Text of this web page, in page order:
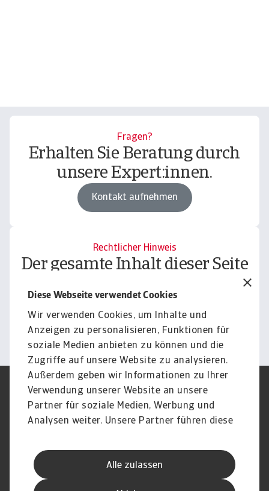
Diese Webseite verwendet Cookies
Wir verwenden Cookies, um Inhalte und
Anzeigen zu personalisieren, Funktionen für
soziale Medien anbieten zu können und die
Zugriffe auf unsere Website zu analysieren.
Außerdem geben wir Informationen zu Ihrer
Verwendung unserer Website an unsere
Partner für soziale Medien, Werbung und
Analysen weiter. Unsere Partner führen diese
Daten zusammen, die Sie ihnen bereitgestellt
haben oder die sie im Rahmen Ihrer Nutzung
der Dienste gesammelt haben.
Alle zulassen
Fragen?
Erhalten Sie Beratung durch
unsere Expert:innen.
Kontakt aufnehmen
Rechtlicher Hinweis
Der gesamte Inhalt dieser Seite
Haftungsausschluss.
Informieren
Impressum
Legal Notice
Datenschutz
Speak Up channels
DSGVO
Cookie Informationen
Kontakt
Karriere
Disclaimer